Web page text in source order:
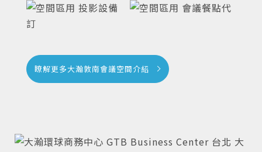
投影設備
會議餐點代
訂
瞭解更多大瀚敦南會議空間介紹